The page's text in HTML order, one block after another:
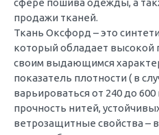
сфере пошива одежды, а
продажи тканей.
Ткань Оксфорд – это
который обладает высокой
своим выдающимся
показатель плотности ( в
варьироваться от 240 до
прочность нитей,
ветрозащитные свойства –